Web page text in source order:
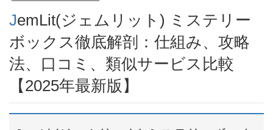
JemLit(ジェムリット) ミステリー
ボックス徹底解剖：仕組み、攻略
法、口コミ、類似サービス比較
【2025年最新版】